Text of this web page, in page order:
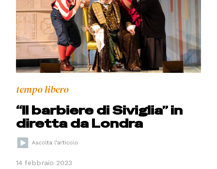
tempo libero
“Il barbiere di Siviglia” in
diretta da Londra
14 febbraio 2023